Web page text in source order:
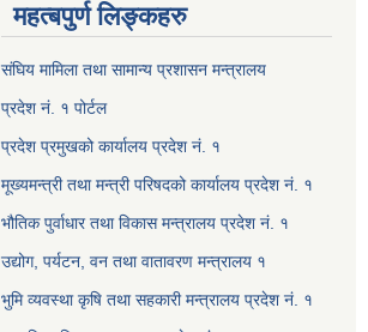
महत्बपुर्ण लिङ्कहरु
संघिय मामिला तथा सामान्य प्रशासन मन्त्रालय
प्रदेश नं. १ पोर्टल
प्रदेश प्रमुखको कार्यालय प्रदेश नं. १
मूख्यमन्त्री तथा मन्त्री परिषदको कार्यालय प्रदेश नं. १
भौतिक पुर्वाधार तथा विकास मन्त्रालय प्रदेश नं. १
उद्योग, पर्यटन, वन तथा वातावरण मन्त्रालय १
भुमि व्यवस्था कृषि तथा सहकारी मन्त्रालय प्रदेश नं. १